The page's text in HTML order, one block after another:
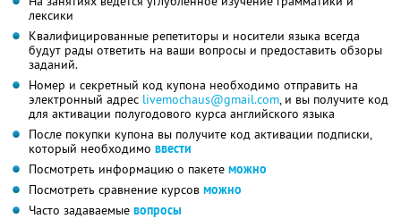
лексики
Квалифицированные репетиторы и носители языка всегда
будут рады ответить на ваши вопросы и предоставить обзоры
заданий.
Номер и секретный код купона необходимо отправить на
электронный адрес livemochaus@gmail.com, и вы получите код
для активации полугодового курса английского языка
После покупки купона вы получите код активации подписки,
который необходимо ввести
Посмотреть информацию о пакете можно
Посмотреть сравнение курсов можно
Часто задаваемые вопросы